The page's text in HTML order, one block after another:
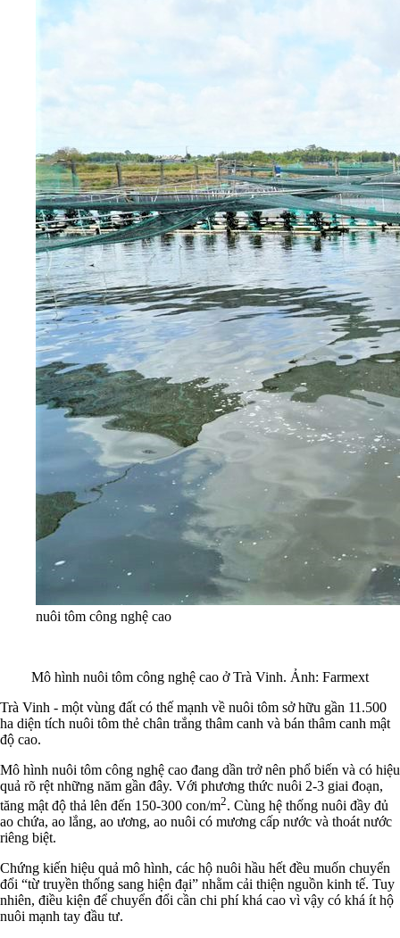
nuôi tôm công nghệ cao
Mô hình nuôi tôm công nghệ cao ở Trà Vinh. Ảnh: Farmext
Trà Vinh - một vùng đất có thế mạnh về nuôi tôm sở hữu gần 11.500
ha diện tích nuôi tôm thẻ chân trắng thâm canh và bán thâm canh mật
độ cao.
Mô hình nuôi tôm công nghệ cao đang dần trở nên phổ biến và có hiệu
quả rõ rệt những năm gần đây. Với phương thức nuôi 2-3 giai đoạn,
tăng mật độ thả lên đến 150-300 con/m2. Cùng hệ thống nuôi đầy đủ
ao chứa, ao lắng, ao ương, ao nuôi có mương cấp nước và thoát nước
riêng biệt.
Chứng kiến hiệu quả mô hình, các hộ nuôi hầu hết đều muốn chuyển
đổi “từ truyền thống sang hiện đại” nhằm cải thiện nguồn kinh tế. Tuy
nhiên, điều kiện để chuyển đổi cần chi phí khá cao vì vậy có khá ít hộ
nuôi mạnh tay đầu tư.